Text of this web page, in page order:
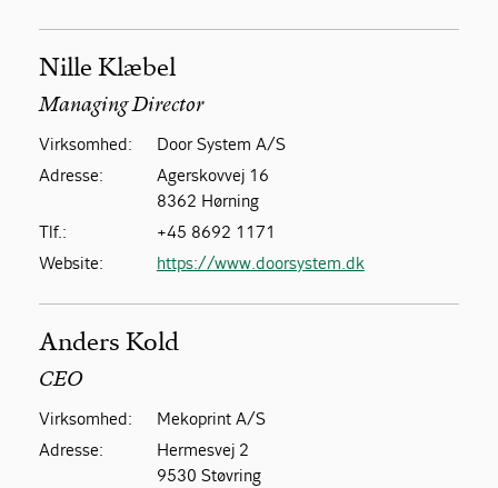
Nille Klæbel
Managing Director
Virksomhed:
Door System A/S
Adresse:
Agerskovvej 16
8362 Hørning
Tlf.:
+45 8692 1171
Website:
https://www.doorsystem.dk
Anders Kold
CEO
Virksomhed:
Mekoprint A/S
Adresse:
Hermesvej 2
9530 Støvring